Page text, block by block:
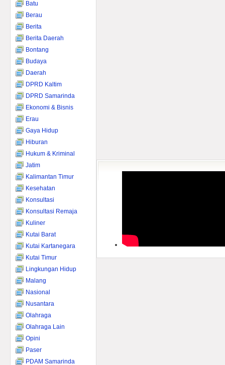
Batu
Berau
Berita
Berita Daerah
Bontang
Budaya
Daerah
DPRD Kaltim
DPRD Samarinda
Ekonomi & Bisnis
Erau
Gaya Hidup
Hiburan
Hukum & Kriminal
Jatim
Kalimantan Timur
Kesehatan
Konsultasi
Konsultasi Remaja
Kuliner
Kutai Barat
Kutai Kartanegara
Kutai Timur
Lingkungan Hidup
Malang
Nasional
Nusantara
Olahraga
Olahraga Lain
Opini
Paser
PDAM Samarinda